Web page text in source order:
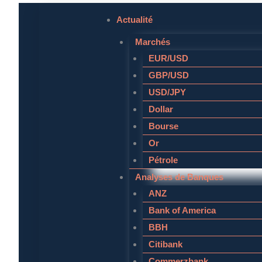
Actualité
Marchés
EUR/USD
GBP/USD
USD/JPY
Dollar
Bourse
Or
Pétrole
Analyses de Banques
ANZ
Bank of America
BBH
Citibank